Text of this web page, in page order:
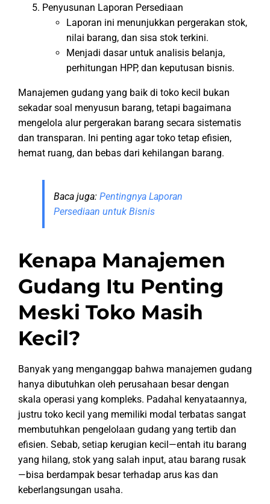
Penyusunan Laporan Persediaan
Laporan ini menunjukkan pergerakan stok,
nilai barang, dan sisa stok terkini.
Menjadi dasar untuk analisis belanja,
perhitungan HPP, dan keputusan bisnis.
Manajemen gudang yang baik di toko kecil bukan
sekadar soal menyusun barang, tetapi bagaimana
mengelola alur pergerakan barang secara sistematis
dan transparan. Ini penting agar toko tetap efisien,
hemat ruang, dan bebas dari kehilangan barang.
Baca juga: Pentingnya Laporan
Persediaan untuk Bisnis
Kenapa Manajemen
Gudang Itu Penting
Meski Toko Masih
Kecil?
Banyak yang menganggap bahwa manajemen gudang
hanya dibutuhkan oleh perusahaan besar dengan
skala operasi yang kompleks. Padahal kenyataannya,
justru toko kecil yang memiliki modal terbatas sangat
membutuhkan pengelolaan gudang yang tertib dan
efisien. Sebab, setiap kerugian kecil—entah itu barang
yang hilang, stok yang salah input, atau barang rusak
—bisa berdampak besar terhadap arus kas dan
keberlangsungan usaha.